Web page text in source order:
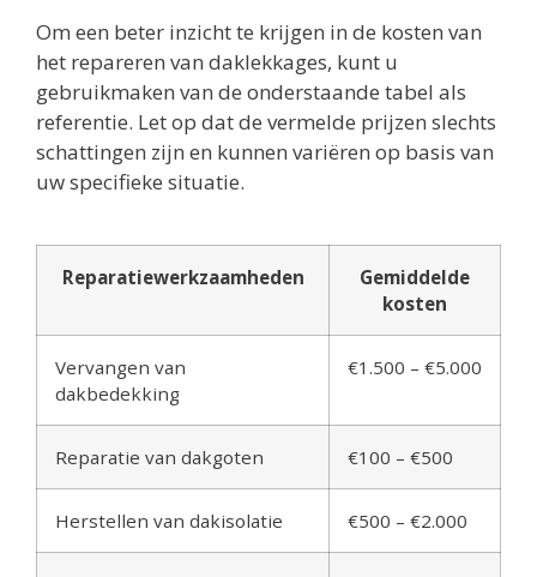
Om een beter inzicht te krijgen in de kosten van
het repareren van daklekkages, kunt u
gebruikmaken van de onderstaande tabel als
referentie. Let op dat de vermelde prijzen slechts
schattingen zijn en kunnen variëren op basis van
uw specifieke situatie.
Reparatiewerkzaamheden
Gemiddelde
kosten
Vervangen van
dakbedekking
€1.500 – €5.000
Reparatie van dakgoten €100 – €500
Herstellen van dakisolatie €500 – €2.000